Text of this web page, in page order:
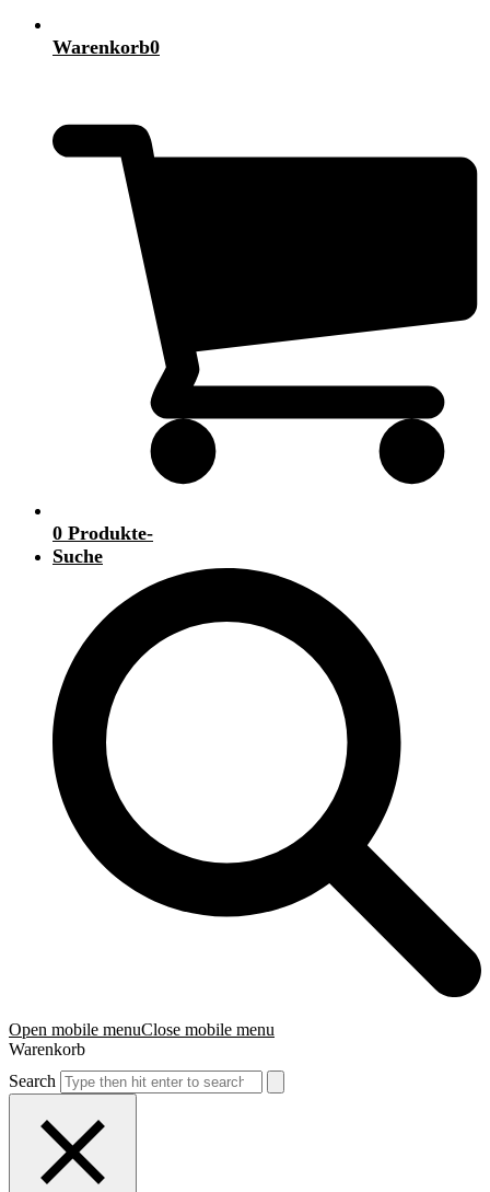
Warenkorb0
0 Produkte-
Suche
Open mobile menuClose mobile menu
Warenkorb
Search